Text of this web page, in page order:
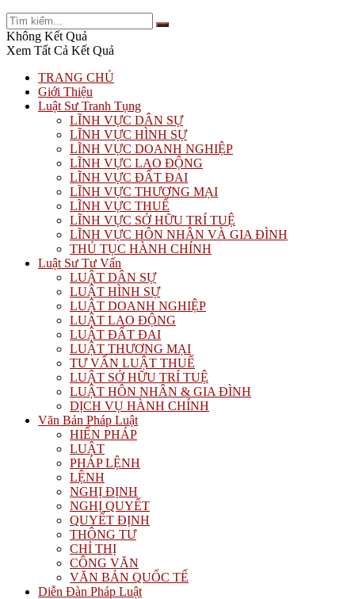
Không Kết Quả
Xem Tất Cả Kết Quả
TRANG CHỦ
Giới Thiệu
Luật Sư Tranh Tụng
LĨNH VỰC DÂN SỰ
LĨNH VỰC HÌNH SỰ
LĨNH VỰC DOANH NGHIỆP
LĨNH VỰC LAO ĐỘNG
LĨNH VỰC ĐẤT ĐAI
LĨNH VỰC THƯƠNG MẠI
LĨNH VỰC THUẾ
LĨNH VỰC SỞ HỮU TRÍ TUỆ
LĨNH VỰC HÔN NHÂN VÀ GIA ĐÌNH
THỦ TỤC HÀNH CHÍNH
Luật Sư Tư Vấn
LUẬT DÂN SỰ
LUẬT HÌNH SỰ
LUẬT DOANH NGHIỆP
LUẬT LAO ĐỘNG
LUẬT ĐẤT ĐAI
LUẬT THƯƠNG MẠI
TƯ VẤN LUẬT THUẾ
LUẬT SỞ HỮU TRÍ TUỆ
LUẬT HÔN NHÂN & GIA ĐÌNH
DỊCH VỤ HÀNH CHÍNH
Văn Bản Pháp Luật
HIẾN PHÁP
LUẬT
PHÁP LỆNH
LỆNH
NGHỊ ĐỊNH
NGHỊ QUYẾT
QUYẾT ĐỊNH
THÔNG TƯ
CHỈ THỊ
CÔNG VĂN
VĂN BẢN QUỐC TẾ
Diễn Đàn Pháp Luật